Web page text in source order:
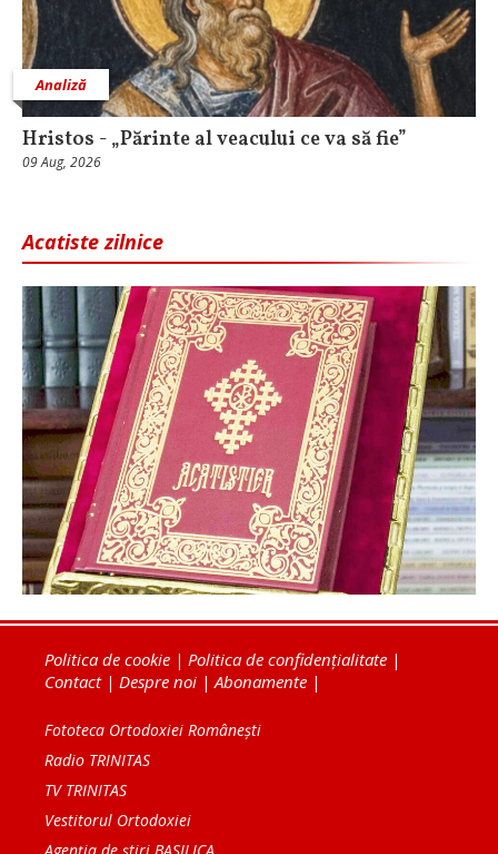
Analiză
Hristos - „Părinte al veacului ce va să fie”
09 Aug, 2026
Acatiste zilnice
Politica de cookie | Politica de confidențialitate |
Contact| Despre noi | Abonamente |
Fototeca Ortodoxiei Românești
Radio TRINITAS
TV TRINITAS
Vestitorul Ortodoxiei